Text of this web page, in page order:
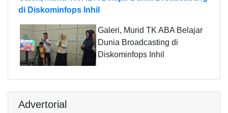
di Diskominfops Inhil
Galeri, Murid TK ABA Belajar
Dunia Broadcasting di
Diskominfops Inhil
Advertorial